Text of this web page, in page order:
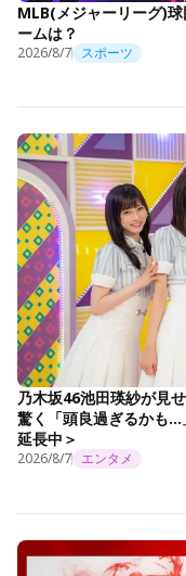
MLB(メジャーリーグ)
ームは？
2026/8/7 スポーツ
乃木坂46池田瑛紗が見
驚く「頭良過ぎるかも…
延長中＞
2026/8/7 エンタメ